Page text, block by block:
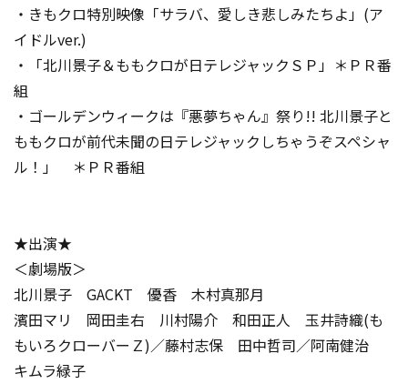
・きもクロ特別映像「サラバ、愛しき悲しみたちよ」(ア
イドルver.)
・「北川景子＆ももクロが日テレジャックＳＰ」＊ＰＲ番
組
・ゴールデンウィークは『悪夢ちゃん』祭り!! 北川景子と
ももクロが前代未聞の日テレジャックしちゃうぞスペシャ
ル！」 ＊ＰＲ番組
★出演★
＜劇場版＞
北川景子 GACKT 優香 木村真那月
濱田マリ 岡田圭右 川村陽介 和田正人 玉井詩織(も
もいろクローバーＺ)／藤村志保 田中哲司／阿南健治
キムラ緑子